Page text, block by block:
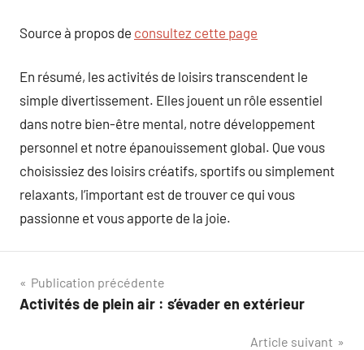
Source à propos de consultez cette page
En résumé, les activités de loisirs transcendent le
simple divertissement. Elles jouent un rôle essentiel
dans notre bien-être mental, notre développement
personnel et notre épanouissement global. Que vous
choisissiez des loisirs créatifs, sportifs ou simplement
relaxants, l’important est de trouver ce qui vous
passionne et vous apporte de la joie.
Navigation
de
Publication précédente
Activités de plein air : s’évader en extérieur
Article suivant